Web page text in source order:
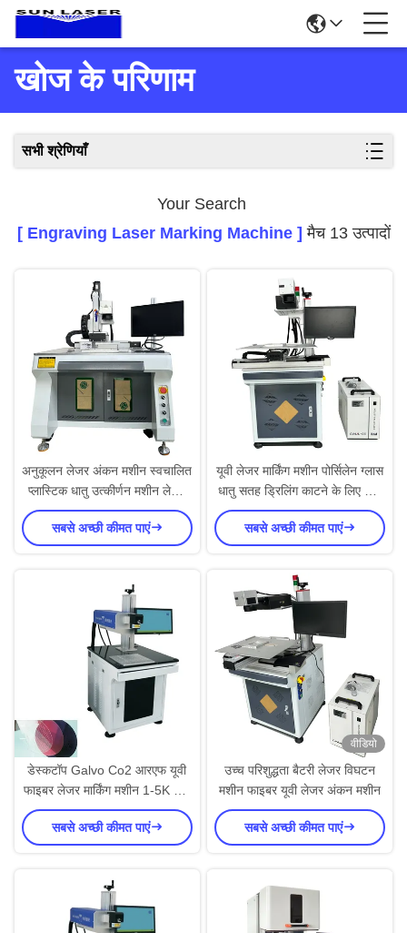
खोज के परिणाम
सभी श्रेणियाँ
Your Search
[ Engraving Laser Marking Machine ] मैच 13 उत्पादों
अनुकूलन लेजर अंकन मशीन स्वचालित
प्लास्टिक धातु उत्कीर्णन मशीन लेजर
वेल्डिंग मशीन
सबसे अच्छी कीमत पाएं
यूवी लेजर मार्किंग मशीन पोर्सिलेन ग्लास
धातु सतह ड्रिलिंग काटने के लिए तीन
अक्ष
सबसे अच्छी कीमत पाएं
डेस्कटॉप Galvo Co2 आरएफ यूवी
फाइबर लेजर मार्किंग मशीन 1-5K HZ
मॉड्यूलेशन आवृत्ति के साथ
सबसे अच्छी कीमत पाएं
वीडियो
उच्च परिशुद्धता बैटरी लेजर विघटन
मशीन फाइबर यूवी लेजर अंकन मशीन
सबसे अच्छी कीमत पाएं